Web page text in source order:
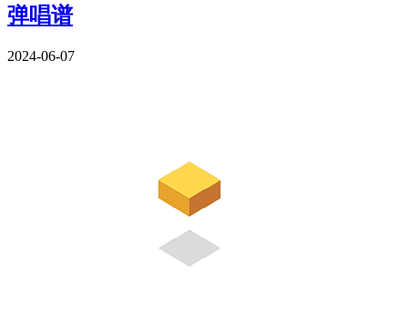
弹唱谱
2024-06-07